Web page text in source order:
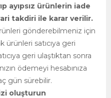
ayıpsız ürünlerin iade
takdiri ile karar verilir.
gönderebilmeniz için
ürünleri satıcıya geri
geri ulaştıktan sonra
ödemeyi hesabınıza
gün sürebilir.
oluşturun